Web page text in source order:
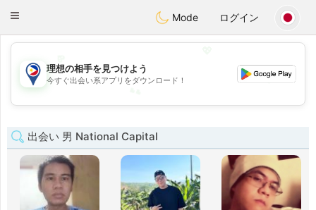
PhilippinesChat
Toggle
Mode ログイン
💕
💕
理想の相手を見つけよう
今すぐ出会い系アプリをダウンロード！
出会い 男 National Capital